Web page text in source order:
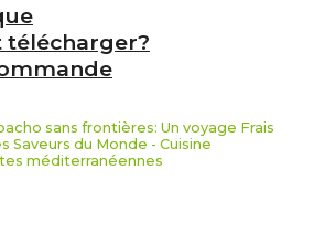
télécharger?
sans frontières: Un voyage Frais
Saveurs du Monde - Cuisine
méditerranéennes